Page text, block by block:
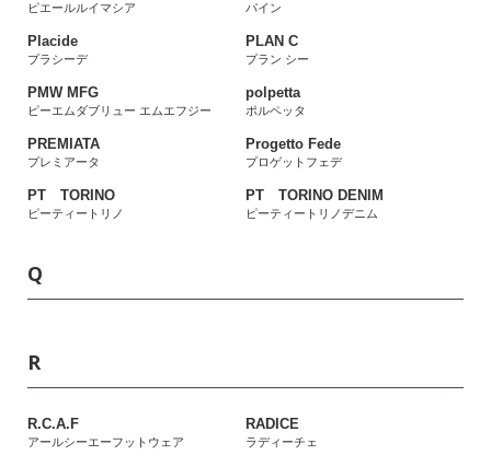
ピエールルイマシア パイン
Placide
プラシーデ
PLAN C
プラン シー
PMW MFG
ピーエムダブリュー エムエフジー
polpetta
ポルペッタ
PREMIATA
プレミアータ
Progetto Fede
プロゲットフェデ
PT TORINO
ピーティートリノ
PT TORINO DENIM
ピーティートリノデニム
Q
R
R.C.A.F
アールシーエーフットウェア
RADICE
ラディーチェ